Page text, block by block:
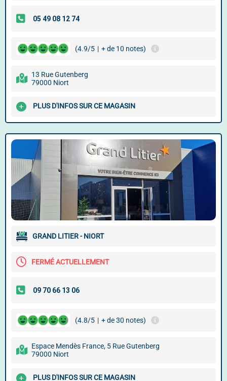
(4.9/5 | + de 10 notes)
13 Rue Gutenberg
79000 Niort
PLUS D'INFOS SUR CE MAGASIN
GRAND LITIER - NIORT
FERMÉ ACTUELLEMENT
(4.8/5 | + de 30 notes)
Espace Mendès France, 5 Rue Gutenberg
79000 Niort
PLUS D'INFOS SUR CE MAGASIN